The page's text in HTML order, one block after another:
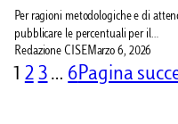
Per ragioni metodologiche e di
pubblicare le percentuali per il…
Redazione CISEMarzo 6, 2026
1 2 3 … 6Pagina